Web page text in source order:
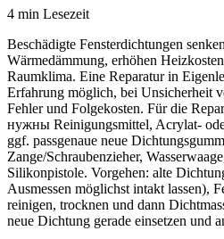
4 min Lesezeit
Beschädigte Fensterdichtungen
Wärmedämmung, erhöhen
Raumklima. Eine Reparatur in
Erfahrung möglich, bei Unsicherheit
Fehler und Folgekosten. Für die
нужны Reinigungsmittel, Acrylat-
ggf. passgenaue neue
Zange/Schraubenzieher,
Silikonpistole. Vorgehen: alte
Ausmessen möglichst intakt lassen),
reinigen, trocknen und dann
neue Dichtung gerade einsetzen und